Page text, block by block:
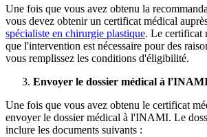
Une fois que vous avez obtenu la
vous devez obtenir un certificat médical
spécialiste en chirurgie plastique. Le certificat
que l'intervention est nécessaire pour des
vous remplissez les conditions d'éligibilité.
Envoyer le dossier médical à
Une fois que vous avez obtenu le certificat
envoyer le dossier médical à l'INAMI. Le
inclure les documents suivants :